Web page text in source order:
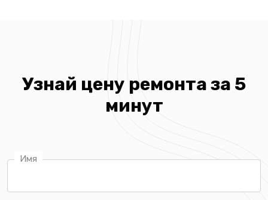
Узнай цену ремонта за 5
минут
Имя